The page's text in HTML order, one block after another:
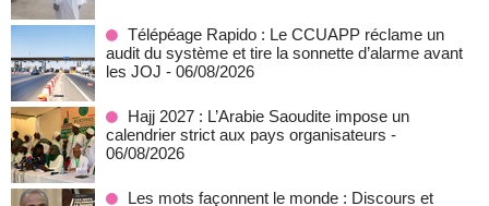
Télépéage Rapido : Le CCUAPP réclame un
audit du système et tire la sonnette d’alarme avant
les JOJ - 06/08/2026
Hajj 2027 : L’Arabie Saoudite impose un
calendrier strict aux pays organisateurs -
06/08/2026
Les mots façonnent le monde : Discours et